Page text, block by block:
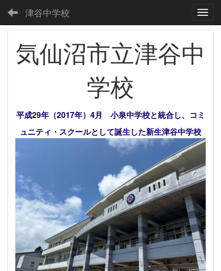
津谷中学校
気仙沼市立津谷中
学校
平成29年（2017年）4月 小泉中学校と統合し、コミ
ュニティ・スクールとして誕生した新生津谷中学校